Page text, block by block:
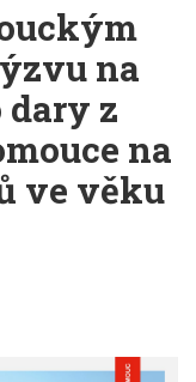
na
dary z
na
ve věku